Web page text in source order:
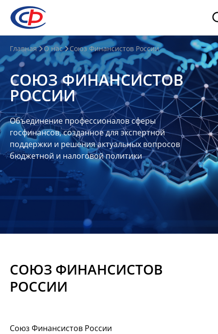
О
нас
О
СФР
Совет
Союза
Участники
Планы
отчеты
Контакты
Материалы
Главная О нас Союз Финансистов России
СОЮЗ ФИНАНСИСТОВ
РОССИИ
Объединение профессионалов сферы
госфинансов, созданное для экспертной
поддержки и решения актуальных вопросов
бюджетной и налоговой политики
СОЮЗ ФИНАНСИСТОВ
РОССИИ
Союз Финансистов России